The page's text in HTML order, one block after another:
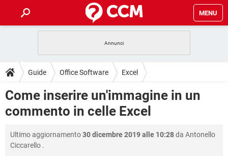
MENU
INTRATTENIMENTO ANDROID
iOS WINDOWS 10
INSTAGRAM WHATSAPP
HARDWARE
GUIDE
COVID-19 GAMING
INTRATTENIMENTO ANDROID
INSTAGRAM WHATSAPP
DOWNLOAD
COVID-19 GAMING
iOS
FORUM
COVID-19 GAMING
GLOSSARIO
Guide Office Software Excel
Come inserire un'immagine in un
commento in celle Excel
Ultimo aggiornamento30 dicembre 2019 alle 10:28da Antonello
Ciccarello .